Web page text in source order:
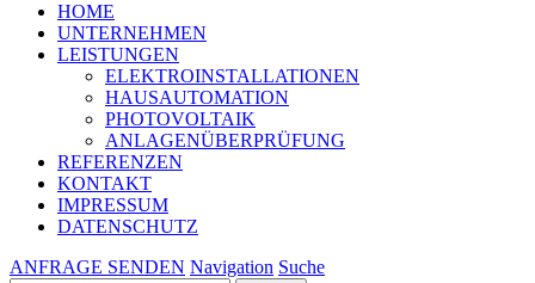
HOME
UNTERNEHMEN
LEISTUNGEN
ELEKTROINSTALLATIONEN
HAUSAUTOMATION
PHOTOVOLTAIK
ANLAGENÜBERPRÜFUNG
REFERENZEN
KONTAKT
IMPRESSUM
DATENSCHUTZ
ANFRAGE SENDEN Navigation Suche